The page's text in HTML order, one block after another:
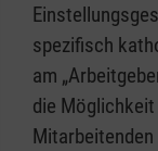
spezifisch
am
die